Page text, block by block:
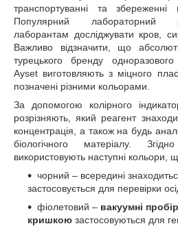
транспортуванні та збереженні
Популярний лабораторний
лаборантам досліджувати кров,
Важливо відзначити, що
турецького бренду
Ayset виготовляють з міцного
позначені різними кольорами.
За допомогою колірного
розрізняють, який реагент
концентрація, а також на будь
біологічного матеріалу.
використовують наступні кольори,
чорний – всередині
застосовується для перевірки
фіолетовий – вакуумні
кришкою застосовуються для